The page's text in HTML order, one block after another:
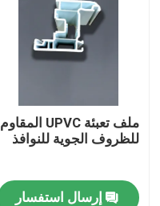
أشرطة فيديو
معلومات عنا
جولة في المعمل
ملف تعبئة UPVC المقاوم
للظروف الجوية للنوافذ
إرسال استفسار